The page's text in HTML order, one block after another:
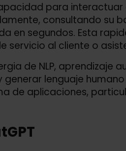
para interactuar
consultando su
en segundos. Esta
al cliente o
de NLP, aprendizaje
generar lenguaje
de aplicaciones,